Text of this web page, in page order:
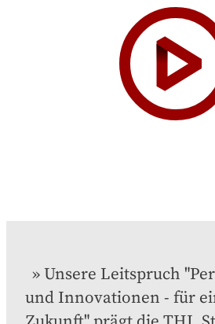
Unsere Leitspruch
und Innovationen - für